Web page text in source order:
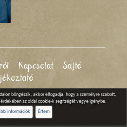
Kapcsolat
Sajtó
böngészik, akkor elfogadja, hogy a személyre szabott,
az oldal cookie-k segítségét vegye igénybe.
információk
Értem